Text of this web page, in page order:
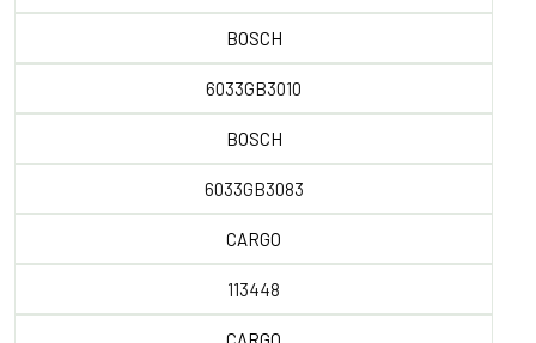
BOSCH
6033GB3010
BOSCH
6033GB3083
CARGO
113448